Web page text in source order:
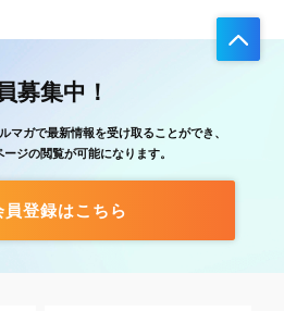
募集中！
マガで最新情報を受け取ることができ、
ジの閲覧が可能になります。
員登録はこちら